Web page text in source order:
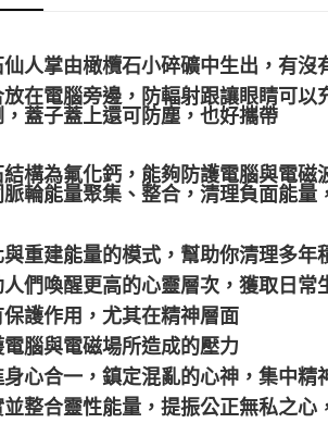
人掌由橄欖石小碎礦中生出，有沒
放在電腦旁邊，防輻射跟讓眼睛可
，蓋子蓋上還可防塵，也好攜帶
結構為氟化鈣，能夠防護電腦與電
輪能量聚集、整合，清理負面能量
與重建能量的模式，幫助你清理多
人們喚醒更高的心靈層次，獲取日常
保護作用，尤其在精神層面
電腦與電磁場所造成的壓力
身心合一，鎮定混亂的心神，集中精
並整合靈性能量，提振公正無私之心